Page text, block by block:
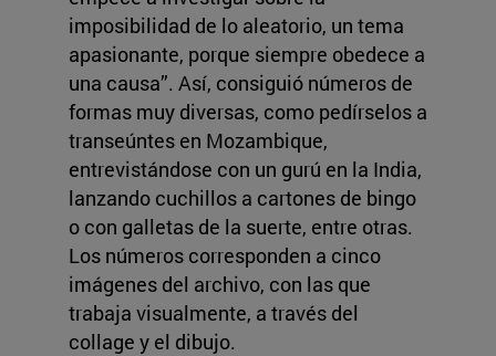
imposibilidad de lo aleatorio, un tema
apasionante, porque siempre obedece a
una causa”. Así, consiguió números de
formas muy diversas, como pedírselos a
transeúntes en Mozambique,
entrevistándose con un gurú en la India,
lanzando cuchillos a cartones de bingo
o con galletas de la suerte, entre otras.
Los números corresponden a cinco
imágenes del archivo, con las que
trabaja visualmente, a través del
collage y el dibujo.